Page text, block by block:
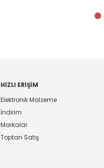
HIZLI ERIŞIM
Elektronik Malzeme
İndirim
Markalar
Toptan Satış